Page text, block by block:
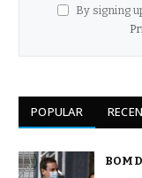
By signing
POPULAR
BOM